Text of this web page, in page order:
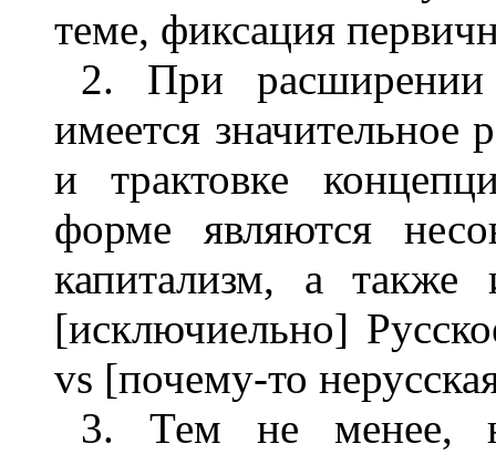
теме, фиксация
2. При расширении
имеется значительное
и трактовке
форме являются
капитализм, а также
[исключиельно]
vs [почему-то
3. Тем не менее,